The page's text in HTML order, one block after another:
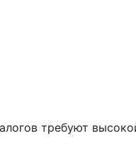
требуют